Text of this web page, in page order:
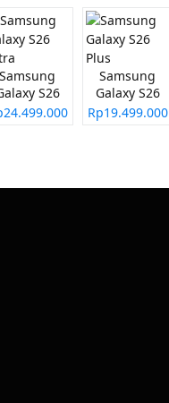
Samsung
S26
Ultra
Samsung
Galaxy S26
Plus
Rp19.499.000